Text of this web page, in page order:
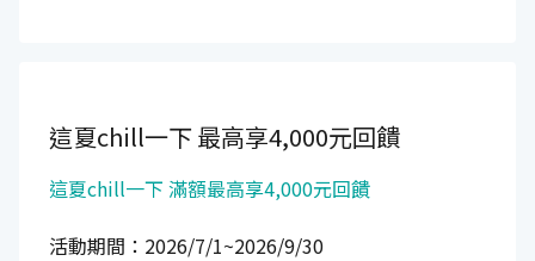
這夏chill一下最高享4,000元回饋
這夏chill一下 滿額最高享4,000元回饋
活動期間：2026/7/1~2026/9/30